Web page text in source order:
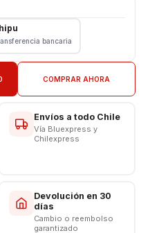
- Carga Turbo Power -
bancaria
COMPRAR AHORA
Envíos a todo Chile
Vía Bluexpress y
Chilexpress
Devolución en 30
días
Cambio o reembolso
garantizado